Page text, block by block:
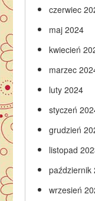
czerwiec
maj 2024
kwiecień
marzec
luty 2024
styczeń
grudzień
listopad
październik
wrzesień